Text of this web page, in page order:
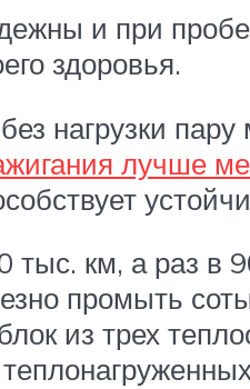
и при
здоровья.
нагрузки
лучше
км, а раз в
промыть
из трех